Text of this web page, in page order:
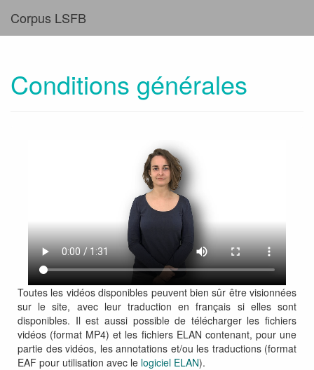
Corpus LSFB
Conditions générales
Toutes les vidéos disponibles peuvent bien sûr être visionnées
sur le site, avec leur traduction en français si elles sont
disponibles. Il est aussi possible de télécharger les fichiers
vidéos (format MP4) et les fichiers ELAN contenant, pour une
partie des vidéos, les annotations et/ou les traductions (format
EAF pour utilisation avec le logiciel ELAN).